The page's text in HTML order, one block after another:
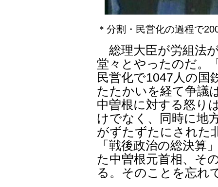
＊分割・民営化の過程で
総理大臣が労組法
堂々とやったのだ。
民営化で1047人の国
たたかいを経て争議
中曽根に対する怒り
けでなく、同時に地
がずたずたにされた
「戦後政治の総決算
た中曽根元首相、そ
る。そのことを忘れ